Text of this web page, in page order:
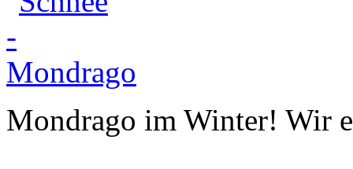
Mondrago im Winter! Wir